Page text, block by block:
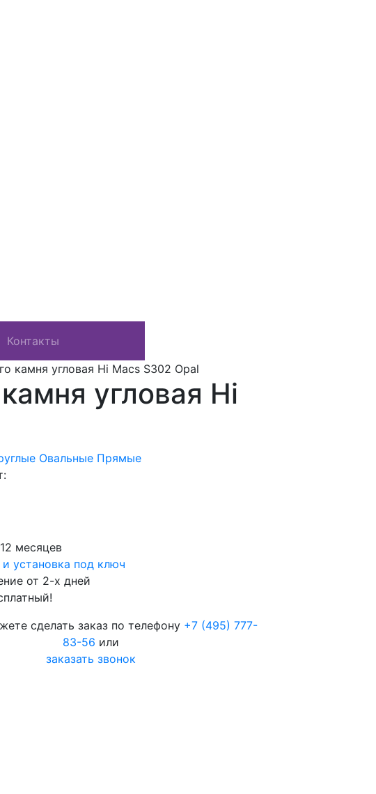
Контакты
камня угловая Hi Macs S302 Opal
угловая Hi
Овальные Прямые
месяцев
установка под ключ
от 2-х дней
сделать заказ по телефону +7 (495) 777-
83-56 или
заказать звонок